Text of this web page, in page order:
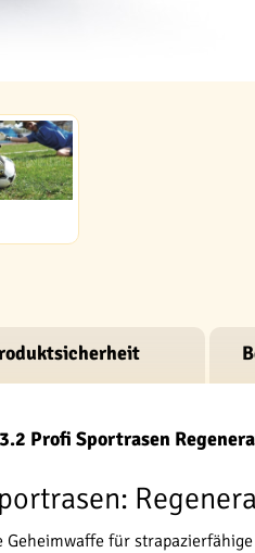
Profi Sportrasen
Geheimwaffe für